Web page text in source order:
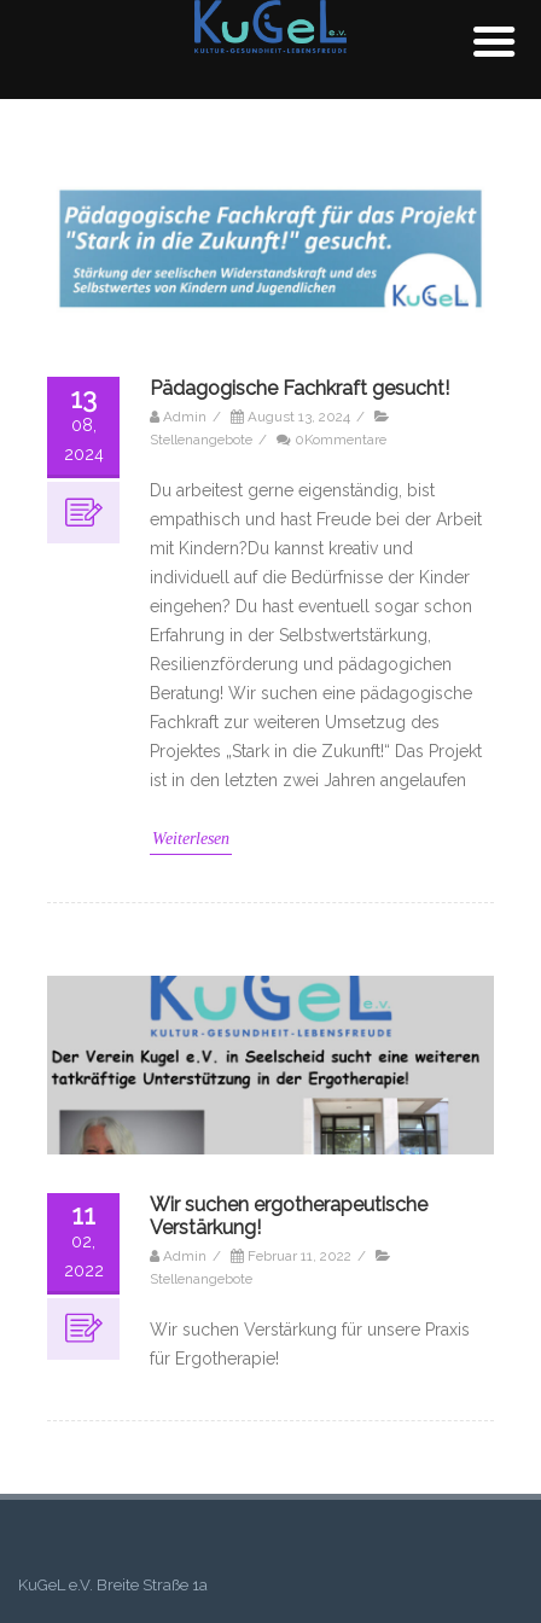
13
08,
2024
Pädagogische Fachkraft gesucht!
Admin / August 13, 2024 /
Stellenangebote / 0Kommentare
Du arbeitest gerne eigenständig, bist
empathisch und hast Freude bei der Arbeit
mit Kindern?Du kannst kreativ und
individuell auf die Bedürfnisse der Kinder
eingehen? Du hast eventuell sogar schon
Erfahrung in der Selbstwertstärkung,
Resilienzförderung und pädagogichen
Beratung! Wir suchen eine pädagogische
Fachkraft zur weiteren Umsetzug des
Projektes „Stark in die Zukunft!“ Das Projekt
ist in den letzten zwei Jahren angelaufen
Weiterlesen
11
02,
2022
Wir suchen ergotherapeutische
Verstärkung!
Admin / Februar 11, 2022 /
Stellenangebote
Wir suchen Verstärkung für unsere Praxis
für Ergotherapie!
KuGeL e.V. Breite Straße 1a